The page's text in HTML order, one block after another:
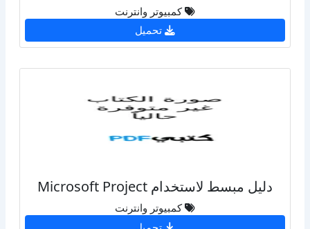
كمبيوتر وانترنت
تحميل
دليل مبسط لاستخدام Microsoft Project
كمبيوتر وانترنت